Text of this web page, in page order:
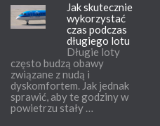
Jak skutecznie
wykorzystać
czas podczas
długiego lotu
Długie loty
często budzą obawy
związane z nudą i
dyskomfortem. Jak jednak
sprawić, aby te godziny w
powietrzu stały …